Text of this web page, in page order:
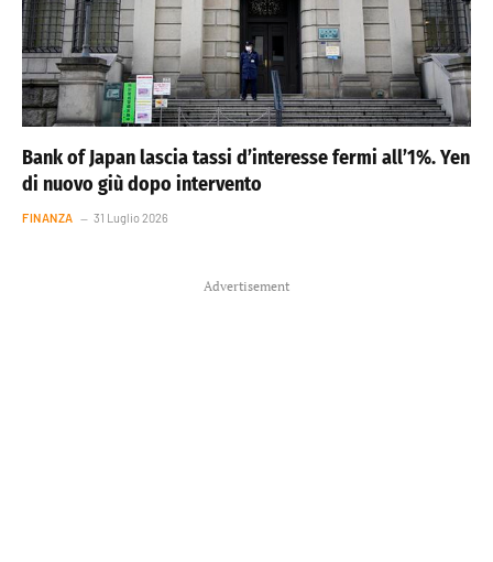
Bank of Japan lascia tassi d’interesse fermi all’1%. Yen
di nuovo giù dopo intervento
FINANZA 31 Luglio 2026
Advertisement